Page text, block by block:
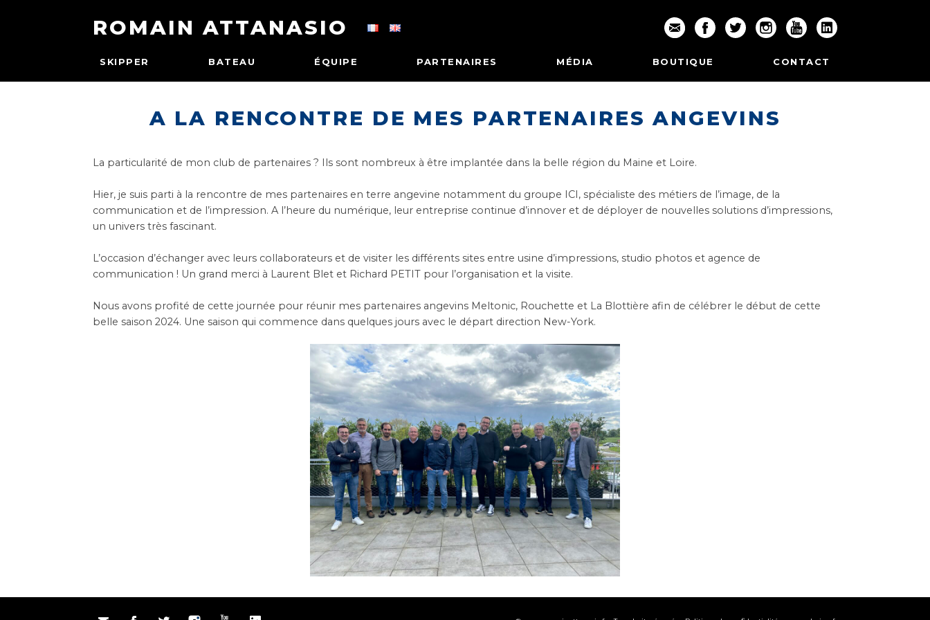
ROMAIN ATTANASIO
SKIPPER BATEAU ÉQUIPE PARTENAIRES MÉDIA BOUTIQUE CONTACT
A LA RENCONTRE DE MES PARTENAIRES ANGEVINS
La particularité de mon club de partenaires ? Ils sont nombreux à être implantée dans la belle région du Maine et Loire.
Hier, je suis parti à la rencontre de mes partenaires en terre angevine notamment du groupe ICI, spécialiste des métiers de l’image, de la
communication et de l’impression. A l’heure du numérique, leur entreprise continue d’innover et de déployer de nouvelles solutions d’impressions,
un univers très fascinant.
L’occasion d’échanger avec leurs collaborateurs et de visiter les différents sites entre usine d’impressions, studio photos et agence de
communication ! Un grand merci à Laurent Blet et Richard PETIT pour l’organisation et la visite.
Nous avons profité de cette journée pour réunir mes partenaires angevins Meltonic, Rouchette et La Blottière afin de célébrer le début de cette
belle saison 2024. Une saison qui commence dans quelques jours avec le départ direction New-York.